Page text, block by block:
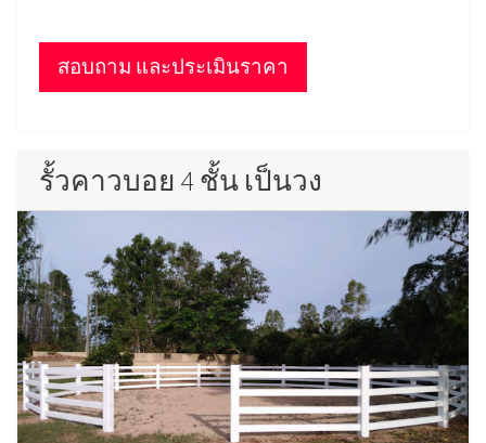
สอบถาม และประเมินราคา
รั้วคาวบอย 4 ชั้น เป็นวง